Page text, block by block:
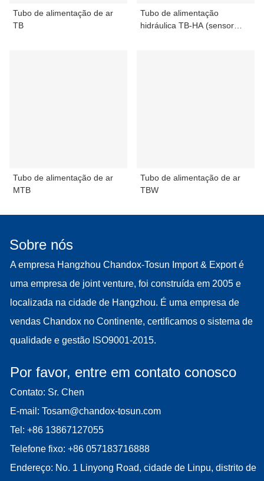
Tubo de alimentação de ar
TB
Tubo de alimentação
hidráulica TB-HA (sensor
Tubo de alimentação de ar
MTB
Tubo de alimentação de ar
TBW
Sobre nós
A empresa Hangzhou Chandox-Tosun Import & Export é
uma empresa de joint venture, foi construída em 2005 e
localizada na cidade de Hangzhou. É uma empresa de
vendas Chandox no Continente, certificamos o sistema de
qualidade e gestão ISO9001-2015.
Por favor, entre em contato conosco
Contato: Sr. Chen
E-mail: Tosam@chandox-tosun.com
Tel: +86 13867127055
Telefone fixo: +86 057183716888
Endereço: No. 1 Linyong Road, cidade de Linpu, distrito de